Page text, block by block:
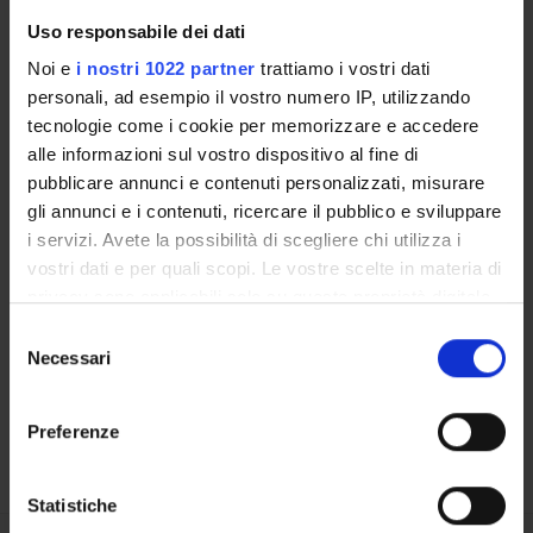
Uso responsabile dei dati
Noi e i nostri 1022 partner trattiamo i vostri dati
personali, ad esempio il vostro numero IP, utilizzando
tecnologie come i cookie per memorizzare e accedere
alle informazioni sul vostro dispositivo al fine di
pubblicare annunci e contenuti personalizzati, misurare
gli annunci e i contenuti, ricercare il pubblico e sviluppare
i servizi. Avete la possibilità di scegliere chi utilizza i
vostri dati e per quali scopi. Le vostre scelte in materia di
modificare o revocare il proprio consenso in qualsiasi
momento dalla Dichiarazione sui cookie o facendo clic
raccogliere informazioni sulla tua posizione
delNecessari
Preferenze
Statistiche
RESEARCH CENTRES
LIBRARIES
SPIN OFF AND COMPANIES
Contacts
People